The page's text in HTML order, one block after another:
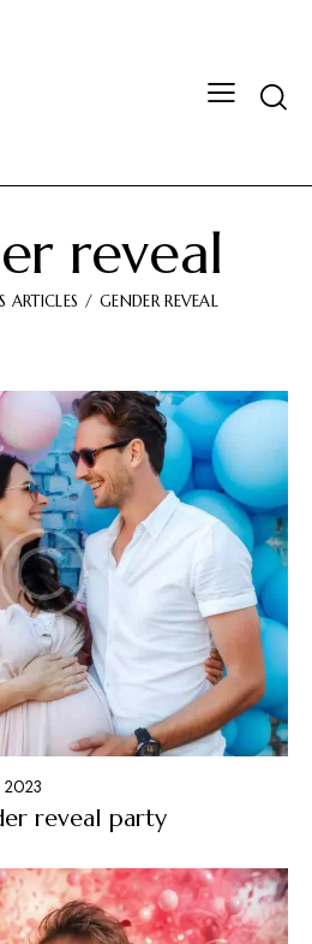
reveal
ARTICLES GENDER REVEAL
2023
reveal party